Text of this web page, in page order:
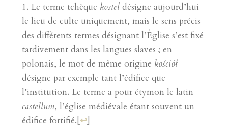
Le terme tchèque kostel désigne aujourd’hui
le lieu de culte uniquement, mais le sens précis
des différents termes désignant l’Église s’est fixé
tardivement dans les langues slaves ; en
polonais, le mot de même origine kościół
désigne par exemple tant l’édifice que
l’institution. Le terme a pour étymon le latin
castellum, l’église médiévale étant souvent un
édifice fortifié. ↩]